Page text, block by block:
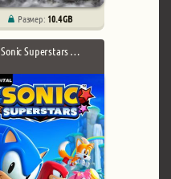
Размер: 10.4 GB
Sonic Superstars …